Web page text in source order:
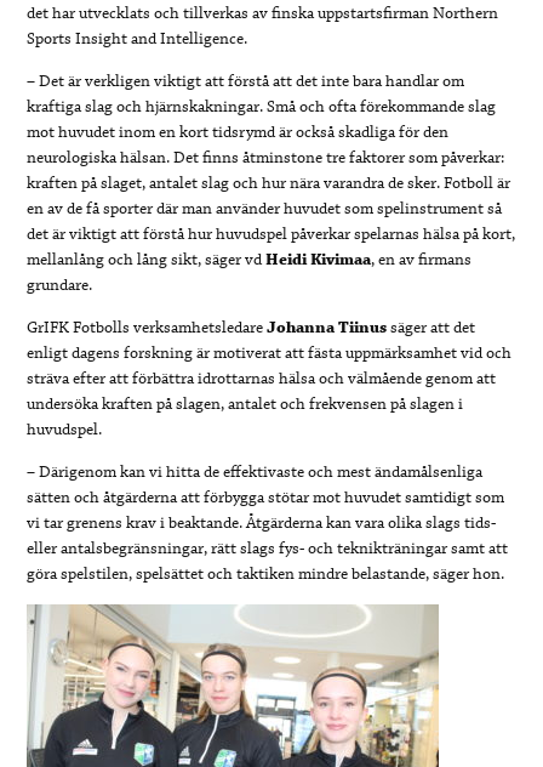
det har utvecklats och tillverkas av finska uppstartsfirman Northern
Sports Insight and Intelligence.
– Det är verkligen viktigt att förstå att det inte bara handlar om
kraftiga slag och hjärnskakningar. Små och ofta förekommande slag
mot huvudet inom en kort tidsrymd är också skadliga för den
neurologiska hälsan. Det finns åtminstone tre faktorer som påverkar:
kraften på slaget, antalet slag och hur nära varandra de sker. Fotboll är
en av de få sporter där man använder huvudet som spelinstrument så
det är viktigt att förstå hur huvudspel påverkar spelarnas hälsa på kort,
mellanlång och lång sikt, säger vdHeidi Kivimaa, en av firmans
grundare.
GrIFK Fotbolls verksamhetsledareJohanna Tiinussäger att det
enligt dagens forskning är motiverat att fästa uppmärksamhet vid och
sträva efter att förbättra idrottarnas hälsa och välmående genom att
undersöka kraften på slagen, antalet och frekvensen på slagen i
huvudspel.
– Därigenom kan vi hitta de effektivaste och mest ändamålsenliga
sätten och åtgärderna att förbygga stötar mot huvudet samtidigt som
vi tar grenens krav i beaktande. Åtgärderna kan vara olika slags tids-
eller antalsbegränsningar, rätt slags fys- och teknikträningar samt att
göra spelstilen, spelsättet och taktiken mindre belastande, säger hon.